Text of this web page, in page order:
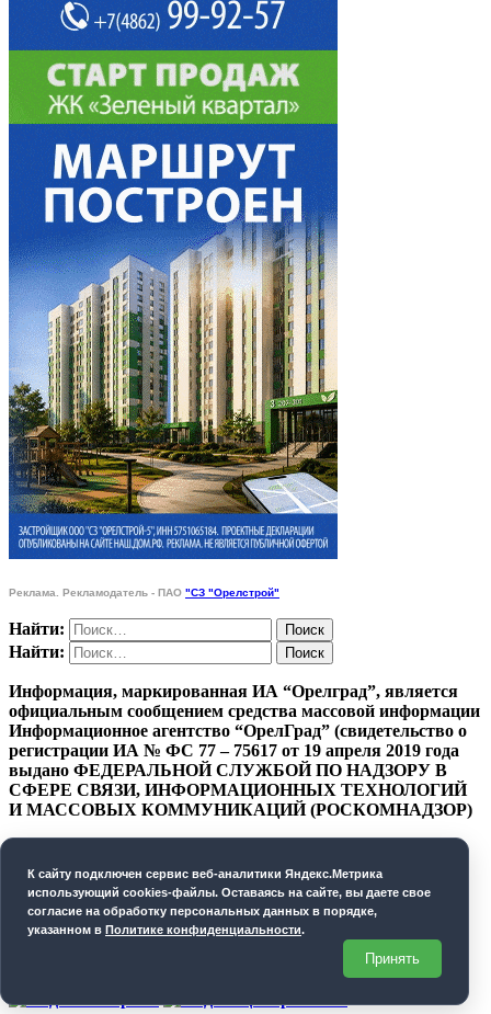
Реклама. Рекламодатель - ПАО "СЗ "Орелстрой"
Найти:
Найти:
Информация, маркированная ИА “Орелград”, является
официальным сообщением средства массовой информации
Информационное агентство “ОрелГрад” (свидетельство о
регистрации ИА № ФС 77 – 75617 от 19 апреля 2019 года
выдано ФЕДЕРАЛЬНОЙ СЛУЖБОЙ ПО НАДЗОРУ В
СФЕРЕ СВЯЗИ, ИНФОРМАЦИОННЫХ ТЕХНОЛОГИЙ
И МАССОВЫХ КОММУНИКАЦИЙ (РОСКОМНАДЗОР)
СОГЛАСИЕ НА ОБРАБОТКУ ПЕРСОНАЛЬНЫХ
ДАННЫХ
К cайту подключен сервис веб-аналитики Яндекс.Метрика
использующий cookies-файлы. Оставаясь на сайте, вы даете свое
согласие на обработку персональных данных в порядке,
указанном в Политике конфиденциальности.
Принять